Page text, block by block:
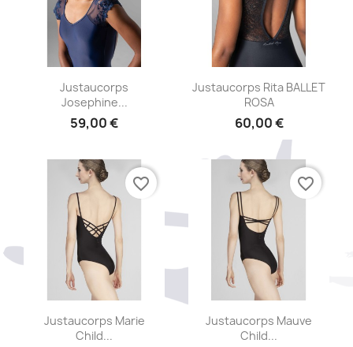
Aperçu rapide
+1
Justaucorps
Josephine...
59,00 €
Aperçu rapide
+3
Justaucorps Rita BALLET
ROSA
60,00 €
Aperçu rapide
Justaucorps Marie
Child...
favorite_border
Aperçu rapide
Justaucorps Mauve
Child...
favorite_border